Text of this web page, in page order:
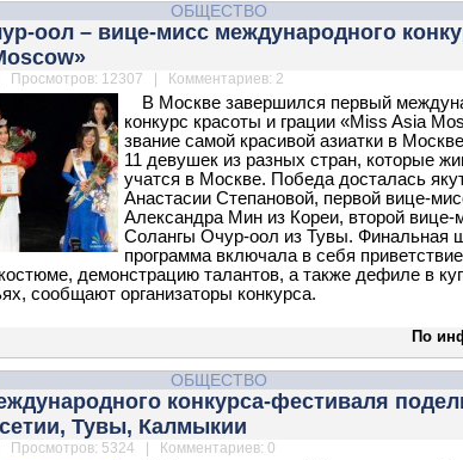
ОБЩЕСТВО
оол – вице-мисс международного
Просмотров: 12307 | Комментариев: 2
В Москве завершился первый
конкурс красоты и грации «Miss Asia
звание самой красивой азиатки в
11 девушек из разных стран, которые
учатся в Москве. Победа досталась
Анастасии Степановой, первой вице-
Александра Мин из Кореи, второй вице-
Солангы Очур-оол из Тувы. Финальная
программа включала в себя
демонстрацию талантов, а также дефиле в
сообщают организаторы конкурса.
По
ОБЩЕСТВО
конкурса-фестиваля
Тувы, Калмыкии
Просмотров: 5324 | Комментариев: 0